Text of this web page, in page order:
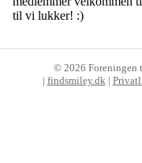
til vi lukker! :)
© 2026 Foreningen
| findsmiley.dk |